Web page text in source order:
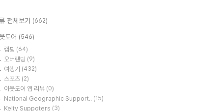
전체보기 (662)
도어 (546)
캠핑 (64)
오버랜딩 (9)
여행기 (432)
스포츠 (2)
아웃도어 앱 리뷰 (0)
National Geographic Support.. (15)
Kelty Suppoters (3)